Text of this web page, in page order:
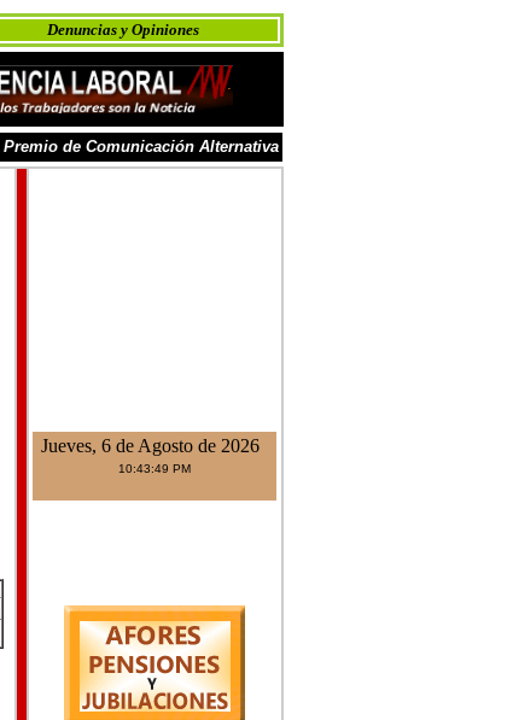
Denuncias y Opiniones
de Comunicación Alternativa
Jueves, 6 de Agosto de 2026
10:43:49 PM